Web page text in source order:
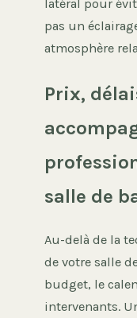
latéral pour
pas un
atmosphère
Prix,
salle de
Au-delà de la
de votre salle
budget, le
intervenants.